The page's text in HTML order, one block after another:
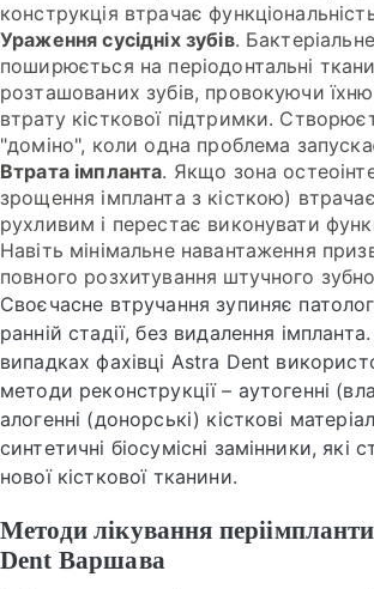
конструкція втрачає
Ураження сусідніх зубів.
поширюється на періодонтальні
розташованих зубів, провокуючи їхню
втрату кісткової підтримки.
"доміно", коли одна проблема
Втрата імпланта. Якщо зона
зрощення імпланта з кісткою)
рухливим і перестає виконувати
Навіть мінімальне навантаження
повного розхитування штучного
Своєчасне втручання зупиняє
ранній стадії, без видалення
випадках фахівці Astra Dent
методи реконструкції – аутогенні
алогенні (донорські) кісткові
синтетичні біосумісні замінники, які
нової кісткової тканини.
Методи лікування
Dent Варшава